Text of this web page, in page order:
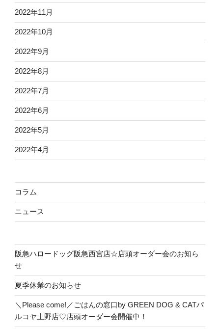
2022年11月
2022年10月
2022年9月
2022年8月
2022年7月
2022年6月
2022年5月
2022年4月
コラム
ニュース
阪急ハロードッグ阪急西宮店☆店頭オーダー会のお知ら
せ
夏季休業のお知らせ
＼Please come!／ごはんの窓口by GREEN DOG & CATパ
ルコヤ上野店♡店頭オーダー会開催中！